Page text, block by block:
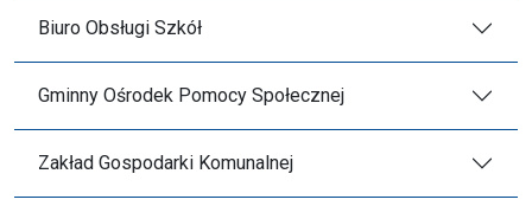
Biuro Obsługi Szkół
Gminny Ośrodek Pomocy Społecznej
Zakład Gospodarki Komunalnej